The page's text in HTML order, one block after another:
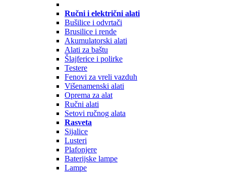
Ručni i električni alati
Bušilice i odvrtači
Brusilice i rende
Akumulatorski alati
Alati za baštu
Šlajferice i polirke
Testere
Fenovi za vreli vazduh
Višenamenski alati
Oprema za alat
Ručni alati
Setovi ručnog alata
Rasveta
Sijalice
Lusteri
Plafonjere
Baterijske lampe
Lampe